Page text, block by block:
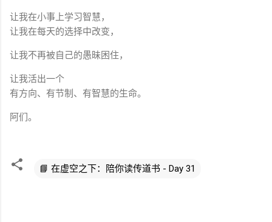
让我在小事上学习智慧，
让我在每天的选择中改变，
让我不再被自己的愚昧困住，
让我活出一个
有方向、有节制、有智慧的生命。
阿们。
📘 在虚空之下：陪你读传道书 - Day 31